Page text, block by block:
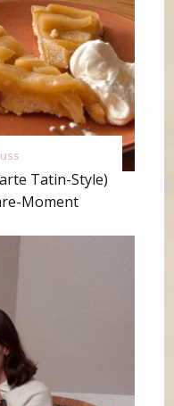
Tatin-Style)
Moment